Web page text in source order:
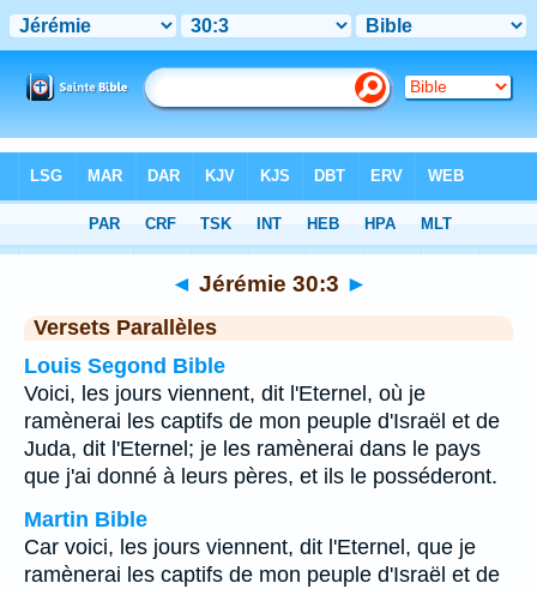
Chapitre 30 > Verset 3
◄ Jérémie 30:3 ►
Versets Parallèles
Louis Segond Bible
Voici, les jours viennent, dit l'Eternel, où je
ramènerai les captifs de mon peuple d'Israël et de
Juda, dit l'Eternel; je les ramènerai dans le pays
que j'ai donné à leurs pères, et ils le posséderont.
Martin Bible
Car voici, les jours viennent, dit l'Eternel, que je
ramènerai les captifs de mon peuple d'Israël et de